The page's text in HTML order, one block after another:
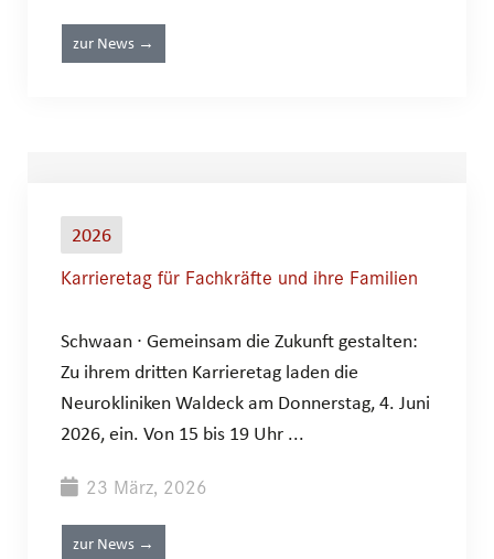
zur News →
2026
Karrieretag für Fachkräfte und ihre Familien
Schwaan ∙ Gemeinsam die Zukunft gestalten:
Zu ihrem dritten Karrieretag laden die
Neurokliniken Waldeck am Donnerstag, 4. Juni
2026, ein. Von 15 bis 19 Uhr ...
23 März, 2026
zur News →